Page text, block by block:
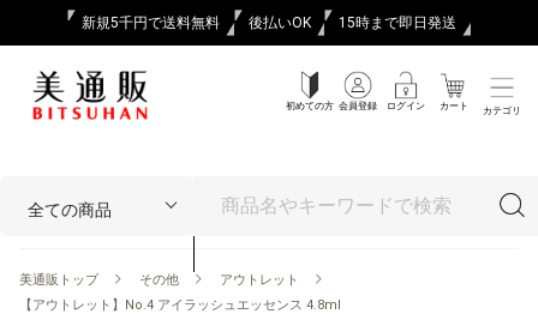
新規5千円で送料無料 後払いOK 15時まで即日発送
初めての方 会員登録 ログイン カート カテゴリ
美通販トップ その他
アウトレット
【アウトレット】No.4 アイラッシュエッセンス 4.8ml